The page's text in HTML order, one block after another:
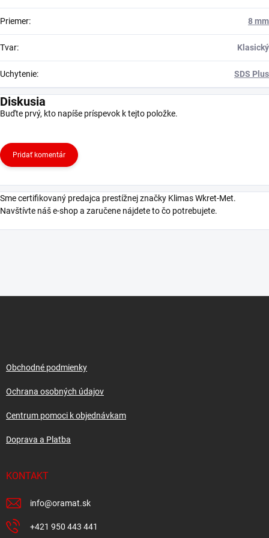
Priemer: 8 mm
Tvar: Klasický
Uchytenie: SDS Plus
Diskusia
Buďte prvý, kto napíše príspevok k tejto položke.
Pridať komentár
Sme certifikovaný predajca prestížnej značky Klimas Wkret-Met.
Navštívte náš e-shop a zaručene nájdete to čo potrebujete.
Obchodné podmienky
Ochrana osobných údajov
Centrum pomoci k objednávkam
Doprava a Platba
KONTAKT
info@oramat.sk
+421 950 443 441